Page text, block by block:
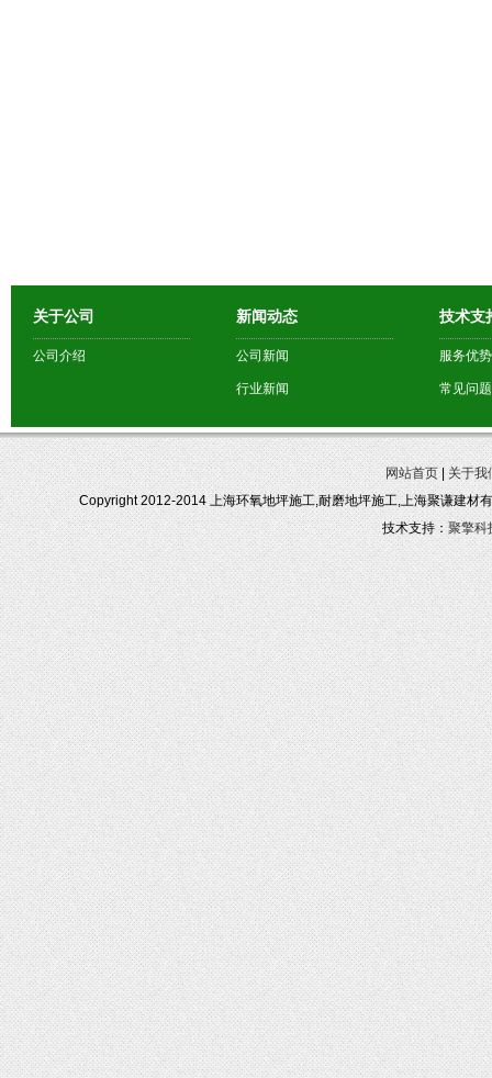
关于公司
公司介绍
新闻动态
公司新闻
行业新闻
技术支
服务优势
常见问题
网站首页|关于我
Copyright 2012-2014 上海环氧地坪施工,耐磨地坪施工,上海聚谦建材
技术支持：聚擎科